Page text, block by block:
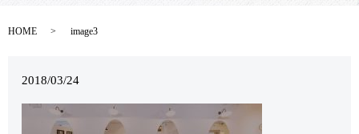
HOME image3
2018/03/24